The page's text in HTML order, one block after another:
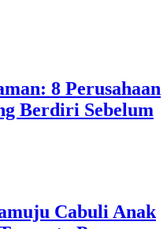
8 Perusahaan
Berdiri Sebelum
Cabuli Anak